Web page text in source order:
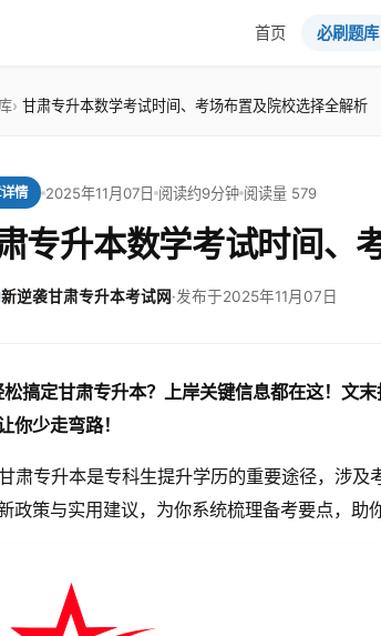
首页 必刷题库
甘肃专升本数学考试时间、考场布置及院校选择全解析
情 2025年11月07日 阅读约9分钟 阅读量 579
专升本数学考试时间、
新逆袭甘肃专升本考试网·发布于2025年11月07日
松搞定甘肃专升本？上岸关键信息都在这！文末
你少走弯路！
肃专升本是专科生提升学历的重要途径，涉
政策与实用建议，为你系统梳理备考要点，助